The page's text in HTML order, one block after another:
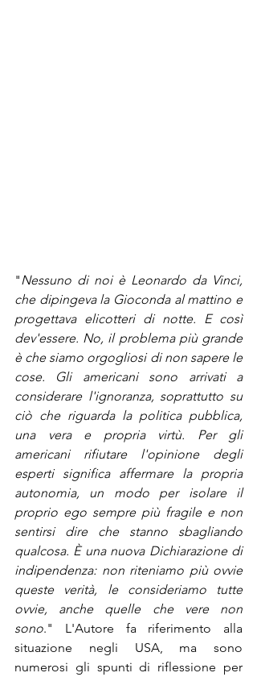
"Nessuno di noi è Leonardo da Vinci,
che dipingeva la Gioconda al mattino e
progettava elicotteri di notte. E così
dev'essere. No, il problema più grande
è che siamo orgogliosi di non sapere le
cose. Gli americani sono arrivati a
considerare l'ignoranza, soprattutto su
ciò che riguarda la politica pubblica,
una vera e propria virtù. Per gli
americani rifiutare l'opinione degli
esperti significa affermare la propria
autonomia, un modo per isolare il
proprio ego sempre più fragile e non
sentirsi dire che stanno sbagliando
qualcosa. È una nuova Dichiarazione di
indipendenza: non riteniamo più ovvie
queste verità, le consideriamo tutte
ovvie, anche quelle che vere non
sono." L'Autore fa riferimento alla
situazione negli USA, ma sono
numerosi gli spunti di riflessione per